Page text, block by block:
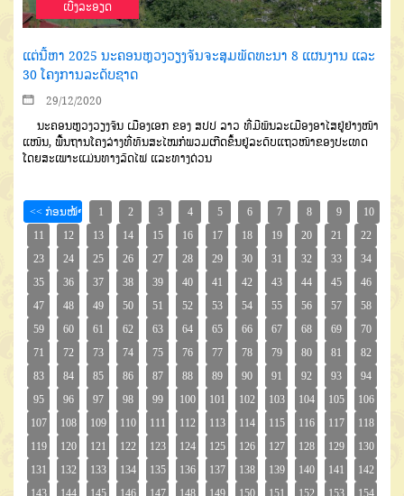
ເບີ່ງລະອຽດ
ແຕ່ນີ້ຫາ 2025 ນະຄອນຫຼວງວຽງຈັນຈະສຸມພັດທະນາ 8 ແຜນງານ ແລະ
30 ໂຄງການລະດັບຊາດ
29/12/2020
ນະຄອນຫຼວງວຽງຈັນ ເມືອງເອກ ຂອງ ສປປ ລາວ ທີ່ມີພົນລະເມືອງອາໄສຢູ່ຢ່າງໜ້າ
ແໜ້ນ, ພື້ນຖານໂຄງລ່າງທີ່ທັນສະໄໝກໍພວມເກີດຂຶ້ນຢູ່ລະດັບແຖວໜ້າຂອງປະເທດ
ໂດຍສະເພາະແມ່ນທາງລົດໄຟ ແລະທາງດ່ວນ